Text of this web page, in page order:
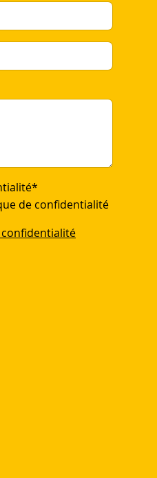
*
de confidentialité